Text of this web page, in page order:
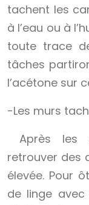
tachent les
à l’eau ou à
toute trace
tâches
l’acétone sur
-Les murs
Après les
retrouver des
élevée. Pour
de linge avec